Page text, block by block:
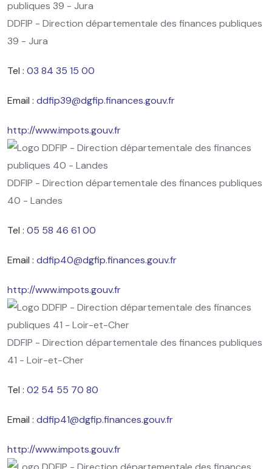
DDFIP - Direction départementale des finances publiques
39 - Jura
Tel : 03 84 35 15 00
Email : ddfip39@dgfip.finances.gouv.fr
http://www.impots.gouv.fr
DDFIP - Direction départementale des finances publiques
40 - Landes
Tel : 05 58 46 61 00
Email : ddfip40@dgfip.finances.gouv.fr
http://www.impots.gouv.fr
DDFIP - Direction départementale des finances publiques
41 - Loir-et-Cher
Tel : 02 54 55 70 80
Email : ddfip41@dgfip.finances.gouv.fr
http://www.impots.gouv.fr